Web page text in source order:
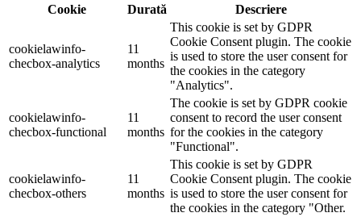
Cookie
Durată Descriere
cookielawinfo-
checbox-analytics
11
months
This cookie is set by GDPR
Cookie Consent plugin. The cookie
is used to store the user consent for
the cookies in the category
"Analytics".
cookielawinfo-
checbox-functional
11
months
The cookie is set by GDPR cookie
consent to record the user consent
for the cookies in the category
"Functional".
cookielawinfo-
checbox-others
11
months
This cookie is set by GDPR
Cookie Consent plugin. The cookie
is used to store the user consent for
the cookies in the category "Other.